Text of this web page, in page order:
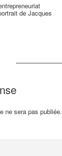
de Jacques
ne sera pas publiée.